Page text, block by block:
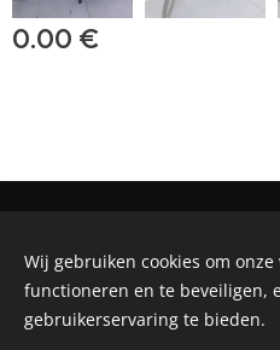
0.00 €
Powered by
Wij gebruiken cookies om
functioneren en te beveiligen,
gebruikerservaring te bieden.